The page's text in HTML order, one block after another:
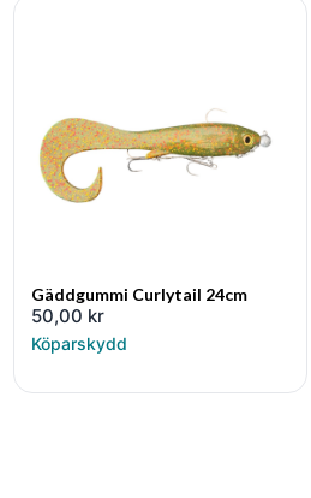
Gäddgummi Curlytail 24cm
50,00 kr
Köparskydd